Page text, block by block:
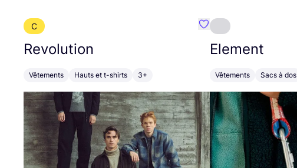
C
Revolution
Vêtements Hauts et t-shirts 3+
Préféré {nom}
Element
Vêtements Sacs à dos